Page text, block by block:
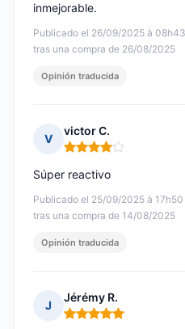
Publicado el 26/09/2025 à 08h43
tras una compra de 26/08/2025
inmejorable.
Opinión traducida
V
victor C.
Nota: 4 de 5
Publicado el 25/09/2025 à 17h50
tras una compra de 14/08/2025
Súper reactivo
Opinión traducida
J
Jérémy R.
Nota: 5 de 5